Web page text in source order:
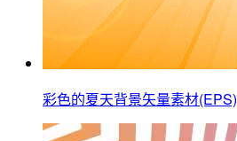
彩色的夏天背景矢量素材(EPS)